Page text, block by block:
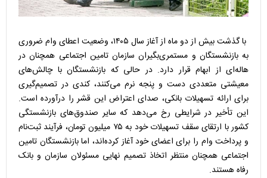
با گذشت بیش از دو ماه از آغاز سال ۱۴۰۵، وضعیت اعطای وام ضروری
به بازنشستگان و مستمری‌بگیران سازمان تامین اجتماعی همچنان در
هاله‌ای از ابهام قرار دارد. در حالی که بازنشستگان با چالش‌های
معیشتی متعددی دست‌ و پنجه نرم می‌کنند، کندی در تصمیم‌گیری
برای ارائه تسهیلات بانکی، صدای اعتراض این قشر را درآورده است.
این تأخیر در شرایطی رخ می‌دهد که سایر صندوق‌های بازنشستگی
کشور با ارتقای سقف تسهیلات خود به ۷۵ میلیون تومان، فرآیند ثبت‌نام
و پرداخت وام را برای اعضای خود آغاز کرده‌اند، اما بازنشستگان تامین
اجتماعی همچنان منتظر اتخاذ تصمیم نهایی مسئولان سازمان و بانک
رفاه هستند.